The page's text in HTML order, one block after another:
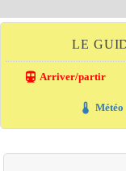
LE
directions_transit Arriver/partir
thermostat Météo